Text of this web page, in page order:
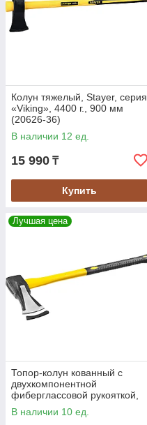
Колун тяжелый, Stayer, серия
«Viking», 4400 г., 900 мм
(20626-36)
В наличии 12 ед.
15 990 ₸
Купить
Лучшая цена
Топор-колун кованный с
двухкомпонентной
фиберглассовой рукояткой,
Stayer, 2000 г., 720 мм
(20623-20_z01)
В наличии 10 ед.